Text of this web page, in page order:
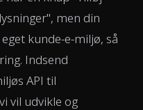
men din
kunde-e-miljø, så
Indsend
API til
vil udvikle og